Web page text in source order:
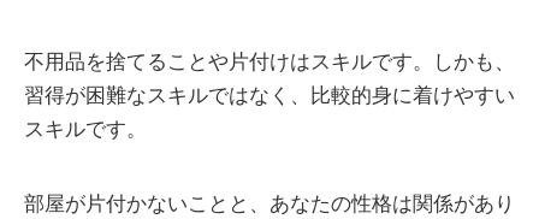
不用品を捨てることや片付けはスキルです。しかも、
習得が困難なスキルではなく、比較的身に着けやすい
スキルです。
部屋が片付かないことと、あなたの性格は関係があり